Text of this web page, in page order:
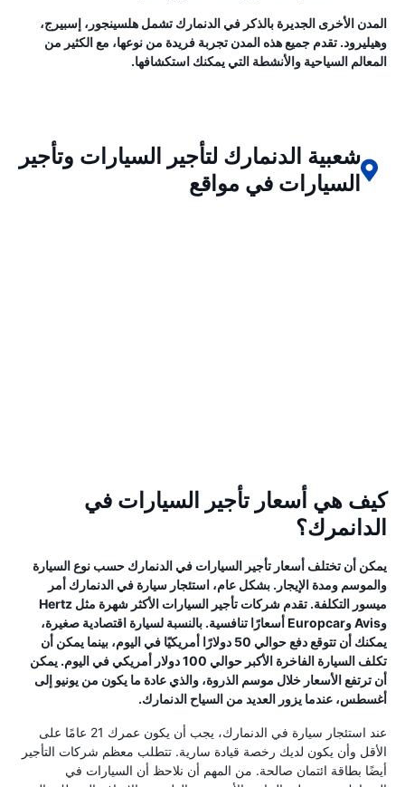
المدن الأخرى الجديرة بالذكر في الدنمارك تشمل هلسينجور، إسبيرج،
وهيليرود. تقدم جميع هذه المدن تجربة فريدة من نوعها، مع الكثير من
المعالم السياحية والأنشطة التي يمكنك استكشافها.
شعبية الدنمارك لتأجير السيارات وتأجير
السيارات في مواقع
كيف هي أسعار تأجير السيارات في
الدانمرك؟
يمكن أن تختلف أسعار تأجير السيارات في الدنمارك حسب نوع السيارة
والموسم ومدة الإيجار. بشكل عام، استئجار سيارة في الدنمارك أمر
ميسور التكلفة. تقدم شركات تأجير السيارات الأكثر شهرة مثل Hertz
وAvis وEuropcar أسعارًا تنافسية. بالنسبة لسيارة اقتصادية صغيرة،
يمكنك أن تتوقع دفع حوالي 50 دولارًا أمريكيًا في اليوم، بينما يمكن أن
تكلف السيارة الفاخرة الأكبر حوالي 100 دولار أمريكي في اليوم. يمكن
أن ترتفع الأسعار خلال موسم الذروة، والذي عادة ما يكون من يونيو إلى
أغسطس، عندما يزور العديد من السياح الدنمارك.
عند استئجار سيارة في الدنمارك، يجب أن يكون عمرك 21 عامًا على
الأقل وأن يكون لديك رخصة قيادة سارية. تتطلب معظم شركات التأجير
أيضًا بطاقة ائتمان صالحة. من المهم أن نلاحظ أن السيارات في